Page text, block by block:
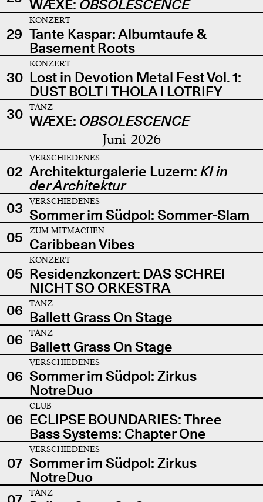
WÆXE: OBSOLESCENCE
29
KONZERT
Tante Kaspar: Albumtaufe &
Basement Roots
30
KONZERT
Lost in Devotion Metal Fest Vol. 1:
DUST BOLT | THOLA | LOTRIFY
30
TANZ
WÆXE: OBSOLESCENCE
Juni 2026
02
VERSCHIEDENES
Architekturgalerie Luzern: KI in
der Architektur
03
VERSCHIEDENES
Sommer im Südpol: Sommer-Slam
05
ZUM MITMACHEN
Caribbean Vibes
05
KONZERT
Residenzkonzert: DAS SCHREI
NICHT SO ORKESTRA
06
TANZ
Ballett Grass On Stage
06
TANZ
Ballett Grass On Stage
06
VERSCHIEDENES
Sommer im Südpol: Zirkus
NotreDuo
06
CLUB
ECLIPSE BOUNDARIES: Three
Bass Systems: Chapter One
07
VERSCHIEDENES
Sommer im Südpol: Zirkus
NotreDuo
TANZ